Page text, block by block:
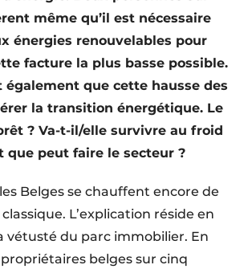
même qu’il est nécessaire
énergies renouvelables pour
facture la plus basse possible.
également que cette hausse des
la transition énergétique. Le
? Va-t-il/elle survivre au froid
que peut faire le secteur ?
Belges se chauffent encore de
L’explication réside en
vétusté du parc immobilier. En
belges sur cinq